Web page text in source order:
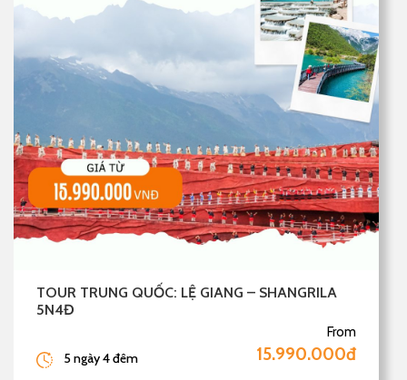
TOUR TRUNG QUỐC: LỆ GIANG – SHANGRILA
5N4Đ
From
15.990.000đ
5 ngày 4 đêm